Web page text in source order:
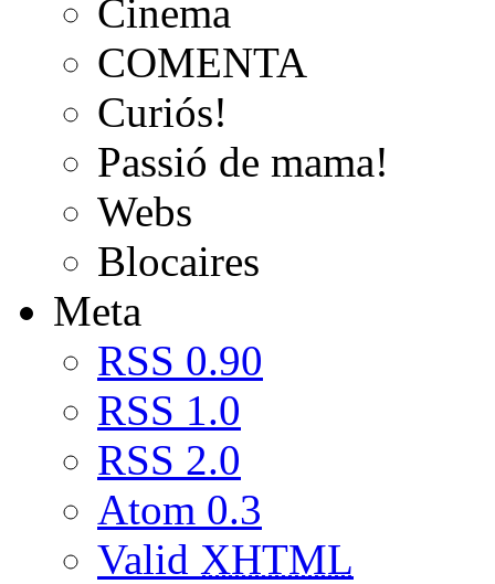
Cinema
COMENTA
Curiós!
Passió de mama!
Webs
Blocaires
Meta
RSS 0.90
RSS 1.0
RSS 2.0
Atom 0.3
Valid XHTML